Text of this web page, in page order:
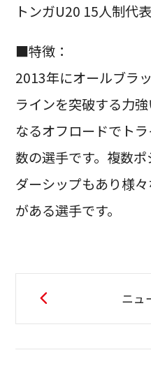
トンガU20 15人制代
■特徴：
2013年にオールブラ
ラインを突破する力
なるオフロードでト
数の選手です。複数
ダーシップもあり様
がある選手です。
ニュ